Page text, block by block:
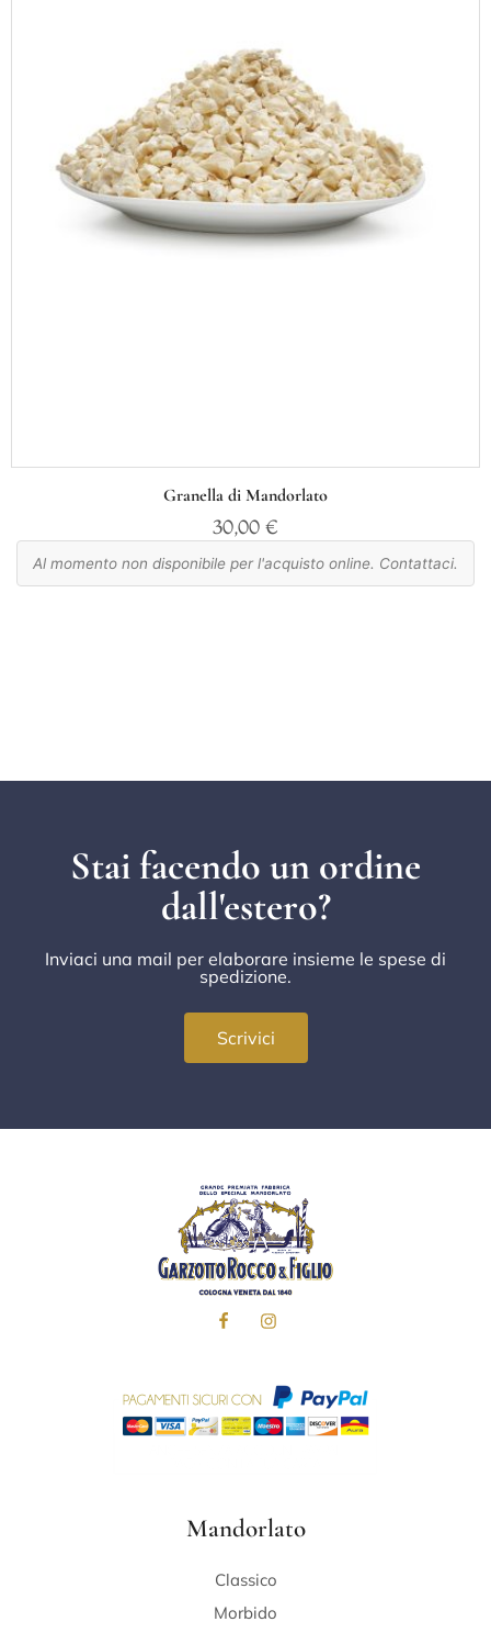
Granella di Mandorlato
30,00 €
Al momento non disponibile per l'acquisto online. Contattaci.
Stai facendo un ordine
dall'estero?
Inviaci una mail per elaborare insieme le spese di
spedizione.
Scrivici
Mandorlato
Classico
Morbido